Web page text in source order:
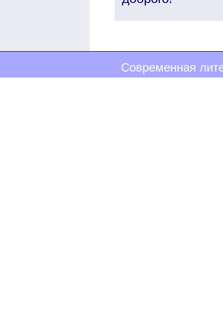
Современная